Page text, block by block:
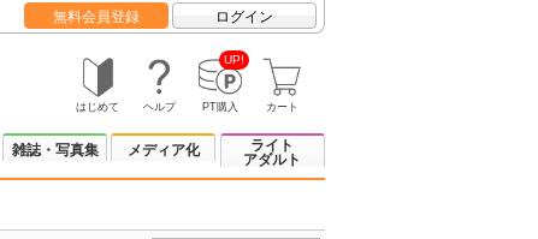
無料会員登録 ログイン
はじめて ヘルプ
UP!
PT購入 カート
雑誌・写真集 メディア化
ライト
アダルト